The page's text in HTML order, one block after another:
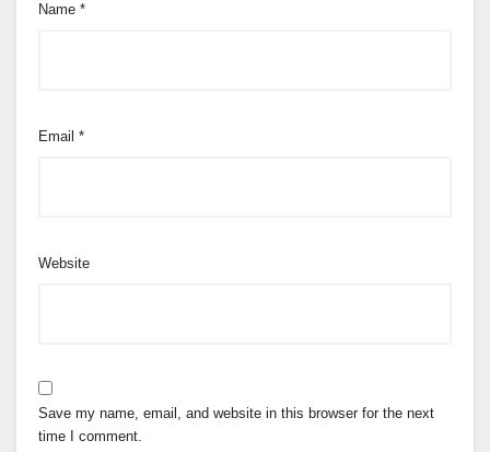
Name *
Email *
Website
Save my name, email, and website in this browser for the next
time I comment.